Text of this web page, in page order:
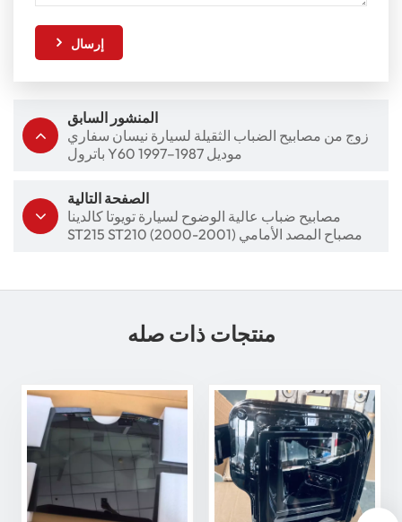
إرسال
المنشور السابق
زوج من مصابيح الضباب الثقيلة لسيارة نيسان سفاري
باترول Y60 موديل 1987–1997
الصفحة التالية
مصابيح ضباب عالية الوضوح لسيارة تويوتا كالدينا
ST215 ST210 (2000-2001) مصباح المصد الأمامي
منتجات ذات صله